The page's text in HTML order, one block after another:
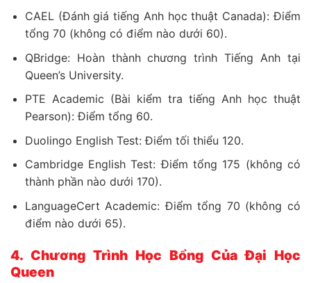
CAEL (Đánh giá tiếng Anh học thuật Canada): Điểm
tổng 70 (không có điểm nào dưới 60).
QBridge: Hoàn thành chương trình Tiếng Anh tại
Queen’s University.
PTE Academic (Bài kiểm tra tiếng Anh học thuật
Pearson): Điểm tổng 60.
Duolingo English Test: Điểm tối thiểu 120.
Cambridge English Test: Điểm tổng 175 (không có
thành phần nào dưới 170).
LanguageCert Academic: Điểm tổng 70 (không có
điểm nào dưới 65).
4. Chương Trình Học Bổng Của Đại Học
Queen